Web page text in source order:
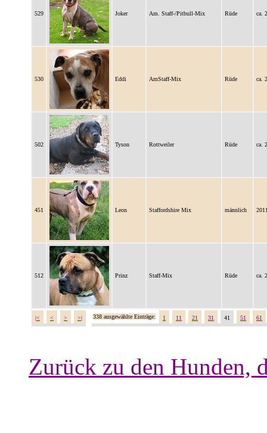
529 Joker Am. Staff-/Pitbull-Mix Rüde ca.
530 Eddi AmStaff-Mix Rüde ca.
502 Tyson Rottweiler Rüde ca.
451 Leon Staffordshire Mix männlich
512 Prinz Staff-Mix Rüde ca.
|< < > >| 338 ausgewählte Einträge: 1 11 21 31 41 51 61
Zurück zu den Hunden,